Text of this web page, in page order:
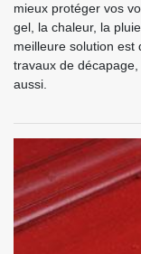
mieux protéger vos
gel, la chaleur, la
meilleure solution est
travaux de
aussi.